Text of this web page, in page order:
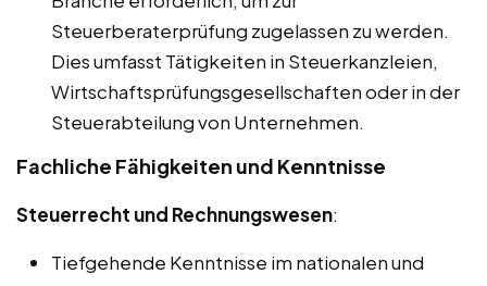
Steuerberaterprüfung zugelassen zu werden.
Dies umfasst Tätigkeiten in Steuerkanzleien,
Wirtschaftsprüfungsgesellschaften oder in der
Steuerabteilung von Unternehmen.
Fachliche Fähigkeiten und Kenntnisse
Steuerrecht und Rechnungswesen:
Tiefgehende Kenntnisse im nationalen und